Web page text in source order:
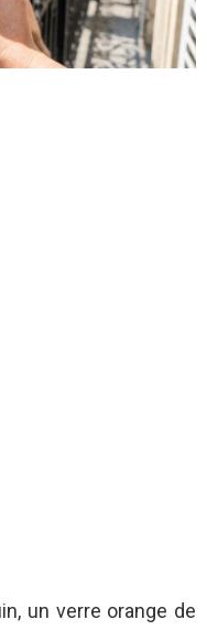
un verre orange de